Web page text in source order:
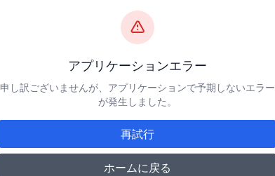
アプリケーションエラー
申し訳ございませんが、アプリケーションで予期しないエラー
が発生しました。
再試行
ホームに戻る